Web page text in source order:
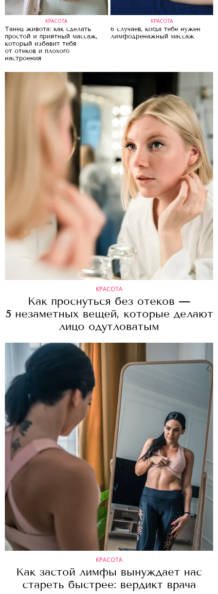
КРАСОТА
Танец живота: как сделать
простой и приятный массаж,
который избавит тебя
от отеков и плохого
настроения
КРАСОТА
6 случаев, когда тебе нужен
лимфодренажный массаж
КРАСОТА
Как проснуться без отеков —
5 незаметных вещей, которые делают
лицо одутловатым
КРАСОТА
Как застой лимфы вынуждает нас
стареть быстрее: вердикт врача